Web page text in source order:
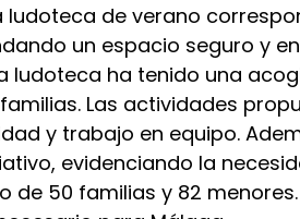
ludoteca de verano
un espacio seguro y
ludoteca ha tenido una
Las actividades
y trabajo en equipo.
evidenciando la
de 50 familias y 82